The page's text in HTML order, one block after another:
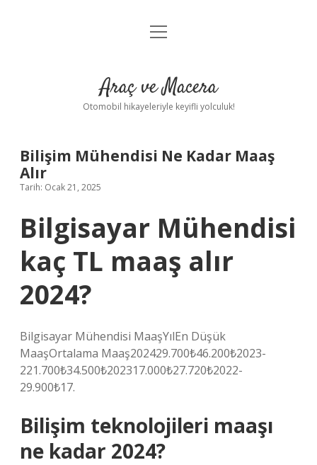
Anasayfa
Yasal Uyarı
menüyü
Araç ve Macera
Otomobil hikayeleriyle keyifli yolculuk!
Bilişim Mühendisi Ne Kadar Maaş
Alır
Tarih: Ocak 21, 2025
Bilgisayar Mühendisi
kaç TL maaş alır
2024?
Bilgisayar Mühendisi MaaşYılEn Düşük
MaaşOrtalama Maaş202429.700₺46.200₺2023-
221.700₺34.500₺202317.000₺27.720₺2022-
29.900₺17.
Bilişim teknolojileri maaşı
ne kadar 2024?